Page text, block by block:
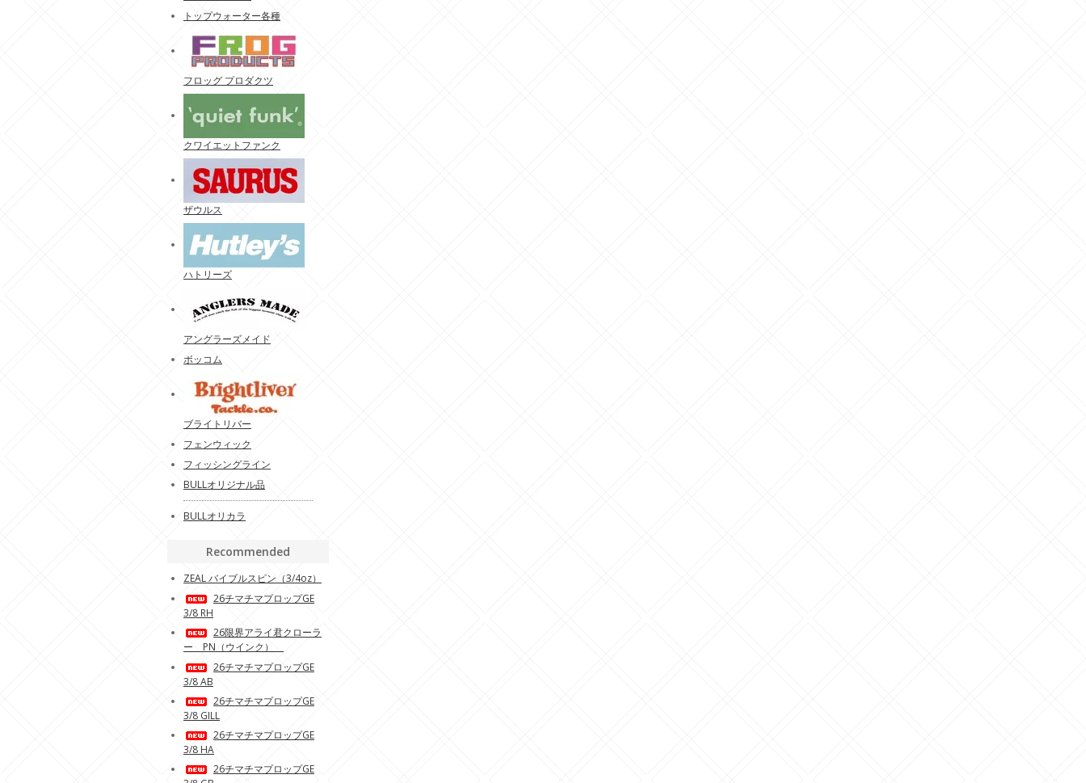
トップウォーター各種
フロッグ プロダクツ
クワイエットファンク
ザウルス
ハトリーズ
アングラーズメイド
ボッコム
ブライトリバー
フェンウィック
フィッシングライン
BULLオリジナル品
BULLオリカラ
Recommended
ZEAL バイブルスピン（3/4oz）
26チマチマプロップGE
3/8 RH
26限界アライ君クローラ
ー PN（ウインク）
26チマチマプロップGE
3/8 AB
26チマチマプロップGE
3/8 GILL
26チマチマプロップGE
3/8 HA
26チマチマプロップGE